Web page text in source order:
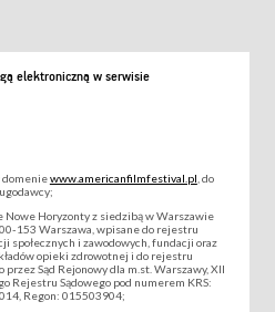
elektroniczną w serwisie
domeniewww.americanfilmfestival.pl , do
Nowe Horyzonty z siedzibą w Warszawie
153 Warszawa, wpisane do rejestru
społecznych i zawodowych, fundacji oraz
opieki zdrowotnej i do rejestru
Sąd Rejonowy dla m.st. Warszawy, XII
Rejestru Sądowego pod numerem KRS:
Regon: 015503904;